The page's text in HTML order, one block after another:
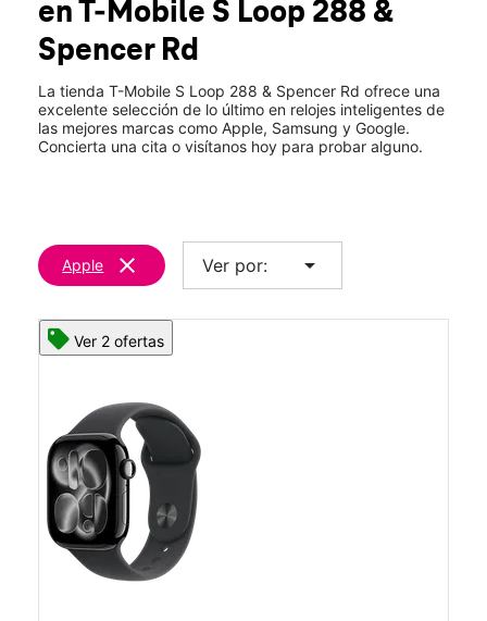
Jue.: 10:00 a.m. a 8:00 p.m.
1435 S Loop 288 Ste 107 Denton, TX 76205
en T-Mobile S Loop 288 &
Spencer Rd
La tienda T-Mobile S Loop 288 & Spencer Rd ofrece una
excelente selección de lo último en relojes inteligentes de
las mejores marcas como Apple, Samsung y Google.
Concierta una cita o visítanos hoy para probar alguno.
Apple clear Ver por: arrow_drop_down
Ver 2 ofertas